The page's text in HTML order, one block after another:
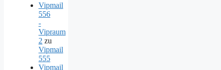
Vipmail
556
-
Vipraum
2 zu
Vipmail
555
Vipmail